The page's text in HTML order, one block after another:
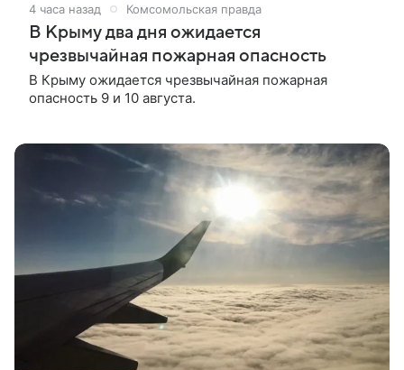
4 часа назад Комсомольская правда
В Крыму два дня ожидается
чрезвычайная пожарная опасность
В Крыму ожидается чрезвычайная пожарная
опасность 9 и 10 августа.